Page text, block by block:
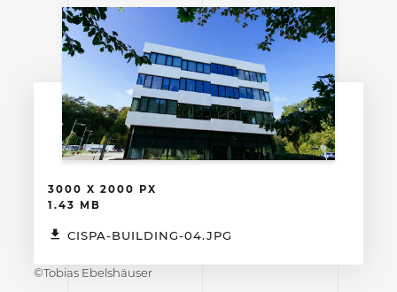
3000 X 2000 PX
1.43 MB
CISPA-BUILDING-04.JPG
©Tobias Ebelshäuser